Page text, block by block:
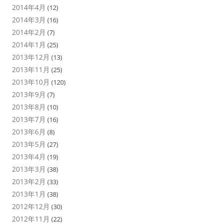
2014年4月 (12)
2014年3月 (16)
2014年2月 (7)
2014年1月 (25)
2013年12月 (13)
2013年11月 (25)
2013年10月 (120)
2013年9月 (7)
2013年8月 (10)
2013年7月 (16)
2013年6月 (8)
2013年5月 (27)
2013年4月 (19)
2013年3月 (38)
2013年2月 (33)
2013年1月 (38)
2012年12月 (30)
2012年11月 (22)